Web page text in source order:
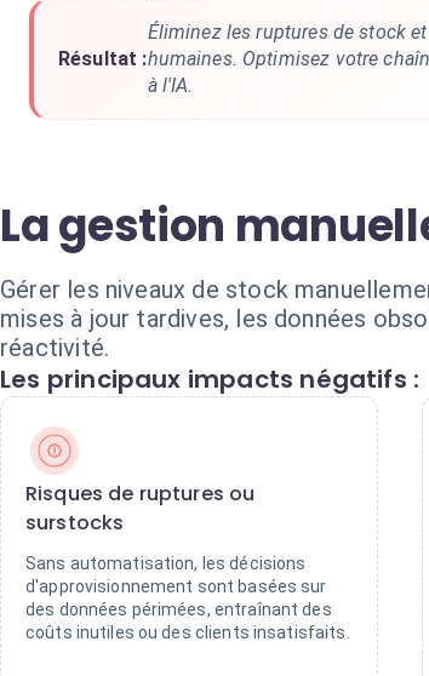
Résultat :
Éliminez les ruptures de stock
humaines. Optimisez votre
à l'IA.
La gestion
Gérer les niveaux de stock
mises à jour tardives, les données
réactivité.
Les principaux impacts négatifs :
Risques de ruptures ou
surstocks
Sans automatisation, les décisions
d'approvisionnement sont basées sur
des données périmées, entraînant des
coûts inutiles ou des clients insatisfaits.